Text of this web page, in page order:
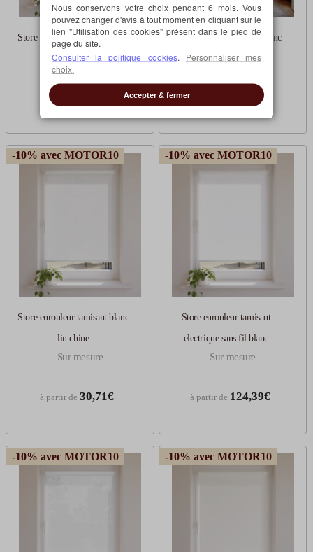
Store enrouleur tamisant blanc
Sur mesure
à partir de
Store enrouleur tamisant blanc
Sur mesure
14,63€
-10% avec MOTOR10
Store enrouleur tamisant blanc
lin chine
Sur mesure
à partir de 30,71€
-10% avec MOTOR10
Store enrouleur tamisant
electrique sans fil blanc
Sur mesure
à partir de 124,39€
-10% avec MOTOR10 -10% avec MOTOR10
Nous conservons votre choix pendant 6 mois. Vous
pouvez changer d'avis à tout moment en cliquant sur le
lien "Utilisation des cookies" présent dans le pied de
page du site.
Consulter la politique cookies. Personnaliser mes
choix.
Accepter & fermer